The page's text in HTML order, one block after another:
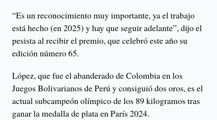
“Es un reconocimiento muy importante, ya el trabajo
está hecho (en 2025) y hay que seguir adelante”, dijo el
pesista al recibir el premio, que celebró este año su
edición número 65.
López, que fue el abanderado de Colombia en los
Juegos Bolivarianos de Perú y consiguió dos oros, es el
actual subcampeón olímpico de los 89 kilogramos tras
ganar la medalla de plata en París 2024.